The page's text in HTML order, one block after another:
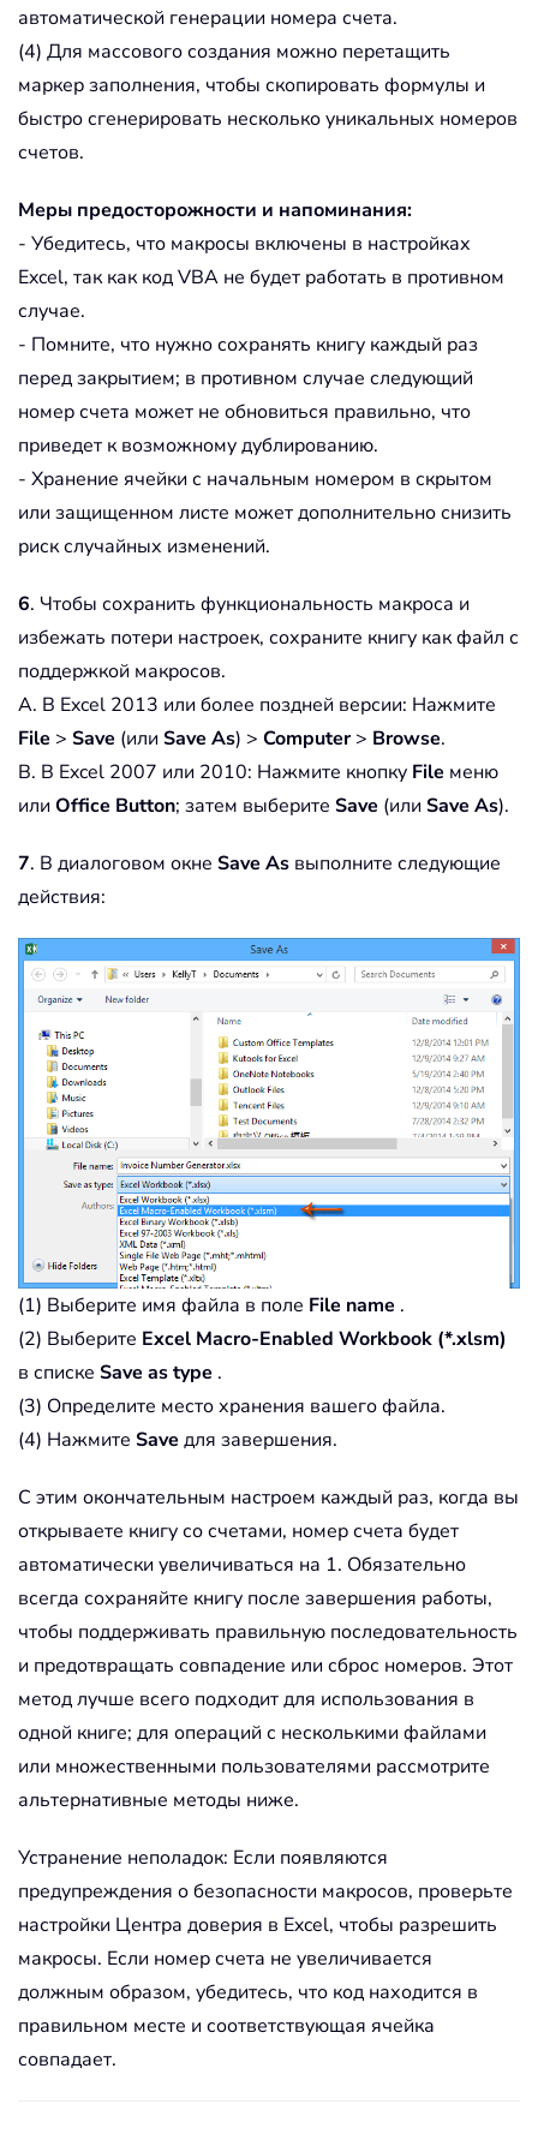
автоматической генерации номера счета.
(4) Для массового создания можно перетащить
маркер заполнения, чтобы скопировать формулы и
быстро сгенерировать несколько уникальных номеров
счетов.
Меры предосторожности и напоминания:
- Убедитесь, что макросы включены в настройках
Excel, так как код VBA не будет работать в противном
случае.
- Помните, что нужно сохранять книгу каждый раз
перед закрытием; в противном случае следующий
номер счета может не обновиться правильно, что
приведет к возможному дублированию.
- Хранение ячейки с начальным номером в скрытом
или защищенном листе может дополнительно снизить
риск случайных изменений.
6. Чтобы сохранить функциональность макроса и
избежать потери настроек, сохраните книгу как файл с
поддержкой макросов.
A. В Excel 2013 или более поздней версии: Нажмите
File > Save (или Save As) > Computer> Browse.
B. В Excel 2007 или 2010: Нажмите кнопку File меню
или Office Button; затем выберите Save (или Save As).
7. В диалоговом окне Save As выполните следующие
действия:
(1) Выберите имя файла в поле File name .
(2) Выберите Excel Macro-Enabled Workbook (*.xlsm)
в списке Save as type .
(3) Определите место хранения вашего файла.
(4) Нажмите Save для завершения.
С этим окончательным настроем каждый раз, когда вы
открываете книгу со счетами, номер счета будет
автоматически увеличиваться на 1. Обязательно
всегда сохраняйте книгу после завершения работы,
чтобы поддерживать правильную последовательность
и предотвращать совпадение или сброс номеров. Этот
метод лучше всего подходит для использования в
одной книге; для операций с несколькими файлами
или множественными пользователями рассмотрите
альтернативные методы ниже.
Устранение неполадок: Если появляются
предупреждения о безопасности макросов, проверьте
настройки Центра доверия в Excel, чтобы разрешить
макросы. Если номер счета не увеличивается
должным образом, убедитесь, что код находится в
правильном месте и соответствующая ячейка
совпадает.